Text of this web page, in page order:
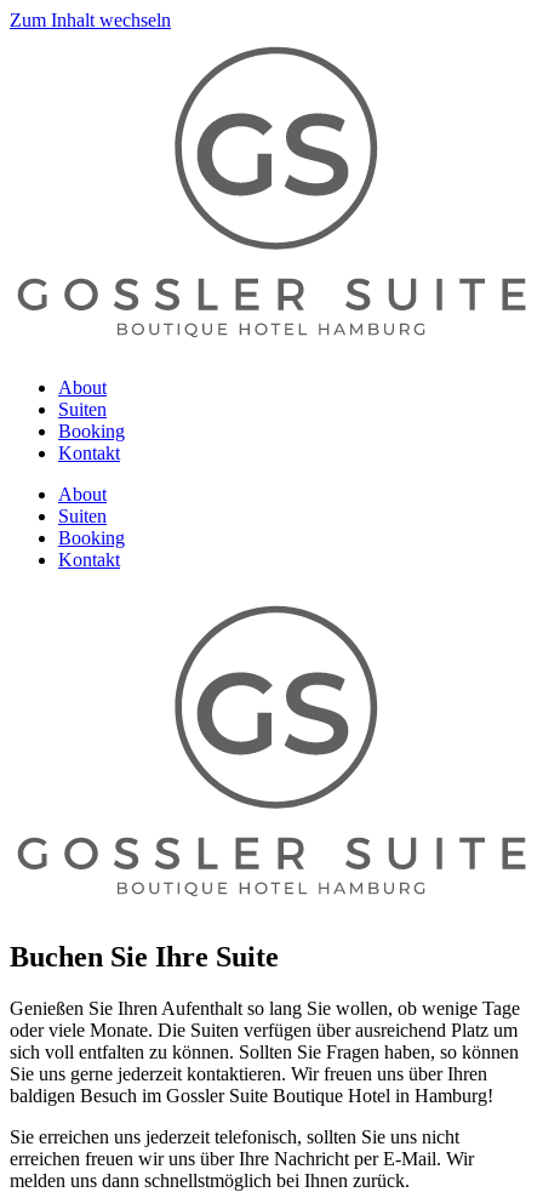
Zum Inhalt wechseln
About
Suiten
Booking
Kontakt
About
Suiten
Booking
Kontakt
Buchen Sie Ihre Suite
Genießen Sie Ihren Aufenthalt so lang Sie wollen, ob wenige Tage
oder viele Monate. Die Suiten verfügen über ausreichend Platz um
sich voll entfalten zu können. Sollten Sie Fragen haben, so können
Sie uns gerne jederzeit kontaktieren. Wir freuen uns über Ihren
baldigen Besuch im Gossler Suite Boutique Hotel in Hamburg!
Sie erreichen uns jederzeit telefonisch, sollten Sie uns nicht
erreichen freuen wir uns über Ihre Nachricht per E-Mail. Wir
melden uns dann schnellstmöglich bei Ihnen zurück.